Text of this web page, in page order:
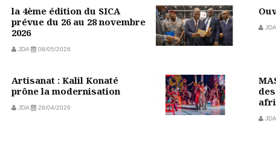
la 4ème édition du SICA
prévue du 26 au 28 novembre
2026
JDA 08/05/2026
JDA
Artisanat : Kalil Konaté
prône la modernisation
JDA 28/04/2026
JDA